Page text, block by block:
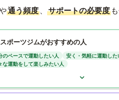
通う頻度 、 サポートの必要度
スポーツジムがおすすめの人
のペースで運動したい人
安く・気軽に運動した
な運動をして楽しみたい人